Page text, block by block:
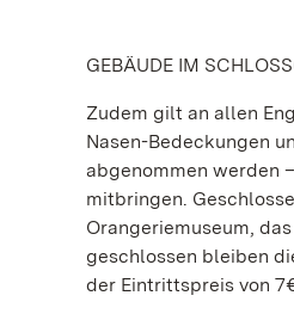
GEBÄUDE IM
Zudem gilt an allen
Nasen-Bedeckungen
abgenommen werden
mitbringen.
Orangeriemuseum,
geschlossen bleiben
der Eintrittspreis von